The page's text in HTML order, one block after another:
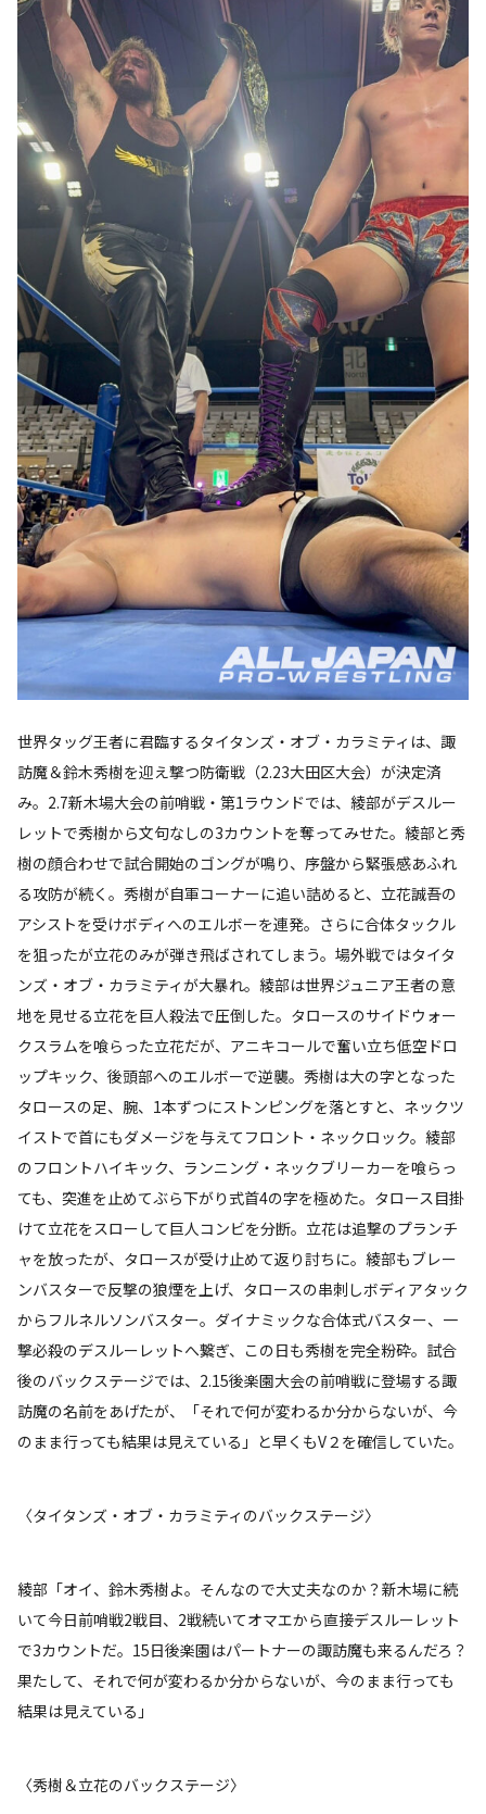
世界タッグ王者に君臨するタイタンズ・オブ・カラミティは、諏
訪魔＆鈴木秀樹を迎え撃つ防衛戦（2.23大田区大会）が決定済
み。2.7新木場大会の前哨戦・第1ラウンドでは、綾部がデスルー
レットで秀樹から文句なしの3カウントを奪ってみせた。綾部と秀
樹の顔合わせで試合開始のゴングが鳴り、序盤から緊張感あふれ
る攻防が続く。秀樹が自軍コーナーに追い詰めると、立花誠吾の
アシストを受けボディへのエルボーを連発。さらに合体タックル
を狙ったが立花のみが弾き飛ばされてしまう。場外戦ではタイタ
ンズ・オブ・カラミティが大暴れ。綾部は世界ジュニア王者の意
地を見せる立花を巨人殺法で圧倒した。タロースのサイドウォー
クスラムを喰らった立花だが、アニキコールで奮い立ち低空ドロ
ップキック、後頭部へのエルボーで逆襲。秀樹は大の字となった
タロースの足、腕、1本ずつにストンピングを落とすと、ネックツ
イストで首にもダメージを与えてフロント・ネックロック。綾部
のフロントハイキック、ランニング・ネックブリーカーを喰らっ
ても、突進を止めてぶら下がり式首4の字を極めた。タロース目掛
けて立花をスローして巨人コンビを分断。立花は追撃のプランチ
ャを放ったが、タロースが受け止めて返り討ちに。綾部もブレー
ンバスターで反撃の狼煙を上げ、タロースの串刺しボディアタック
からフルネルソンバスター。ダイナミックな合体式バスター、一
撃必殺のデスルーレットへ繋ぎ、この日も秀樹を完全粉砕。試合
後のバックステージでは、2.15後楽園大会の前哨戦に登場する諏
訪魔の名前をあげたが、「それで何が変わるか分からないが、今
のまま行っても結果は見えている」と早くもV２を確信していた。
〈タイタンズ・オブ・カラミティのバックステージ〉
綾部「オイ、鈴木秀樹よ。そんなので大丈夫なのか？新木場に続
いて今日前哨戦2戦目、2戦続いてオマエから直接デスルーレット
で3カウントだ。15日後楽園はパートナーの諏訪魔も来るんだろ？
果たして、それで何が変わるか分からないが、今のまま行っても
結果は見えている」
〈秀樹＆立花のバックステージ〉